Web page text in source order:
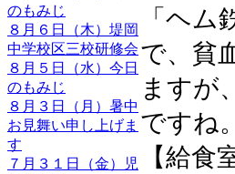
のもみじ
８月６日（木）堤岡
中学校区三校研修会
８月５日（水）今日
のもみじ
８月３日（月）暑中
お見舞い申し上げま
す
７月３１日（金）児
「ヘ
で、貧
ますが
ですね。
【給食